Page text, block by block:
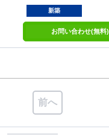
新築
お問い合わせ(無料)
前へ